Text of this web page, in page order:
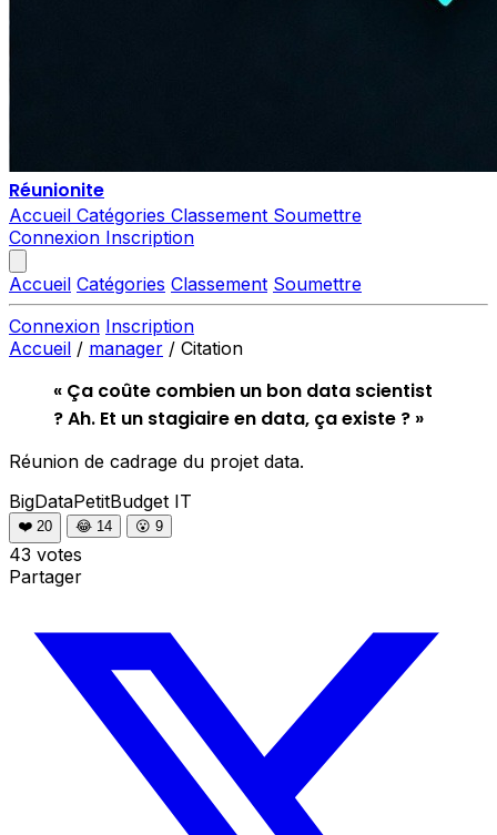
Réunionite
Accueil Catégories Classement Soumettre
Connexion Inscription
Accueil Catégories Classement Soumettre
Connexion Inscription
Accueil / manager / Citation
« Ça coûte combien un bon data scientist
? Ah. Et un stagiaire en data, ça existe ? »
Réunion de cadrage du projet data.
BigDataPetitBudget IT
❤️ 20 😂 14 😮 9
43 votes
Partager